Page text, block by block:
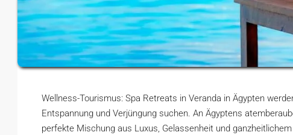
Wellness-Tourismus: Spa Retreats in Veranda in Ägypten
Entspannung und Verjüngung suchen. An Ägyptens
perfekte Mischung aus Luxus, Gelassenheit und